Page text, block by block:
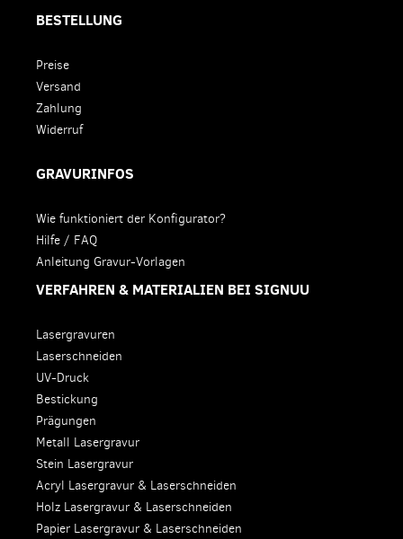
BESTELLUNG
Preise
Versand
Zahlung
Widerruf
GRAVURINFOS
Wie funktioniert der Konfigurator?
Hilfe / FAQ
Anleitung Gravur-Vorlagen
VERFAHREN & MATERIALIEN BEI SIGNUU
Lasergravuren
Laserschneiden
UV-Druck
Bestickung
Prägungen
Metall Lasergravur
Stein Lasergravur
Acryl Lasergravur & Laserschneiden
Holz Lasergravur & Laserschneiden
Papier Lasergravur & Laserschneiden